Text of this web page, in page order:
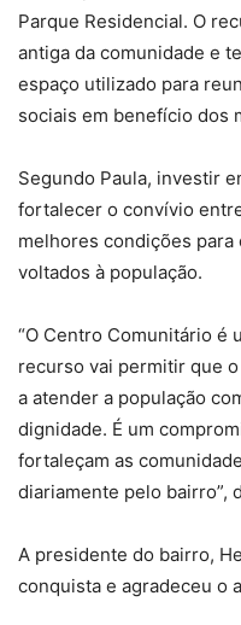
Parque Residencial. O
antiga da comunidade e
espaço utilizado para
sociais em benefício dos
Segundo Paula, investir
fortalecer o convívio
melhores condições
voltados à população.
“O Centro Comunitário é
recurso vai permitir que
a atender a população
dignidade. É um
fortaleçam as
diariamente pelo bairro”,
A presidente do bairro,
conquista e agradeceu o